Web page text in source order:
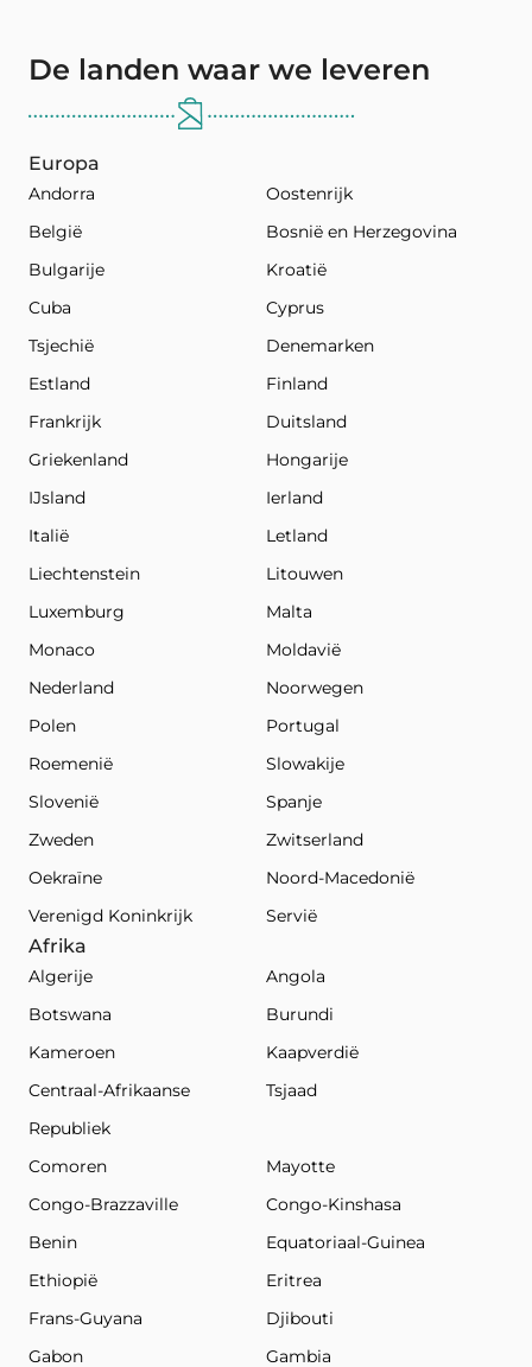
De landen waar we leveren
Europa
Andorra
Oostenrijk
België
Bosnië en Herzegovina
Bulgarije
Kroatië
Cuba
Cyprus
Tsjechië
Denemarken
Estland
Finland
Frankrijk
Duitsland
Griekenland
Hongarije
IJsland
Ierland
Italië
Letland
Liechtenstein
Litouwen
Luxemburg
Malta
Monaco
Moldavië
Nederland
Noorwegen
Polen
Portugal
Roemenië
Slowakije
Slovenië
Spanje
Zweden
Zwitserland
Oekraïne
Noord-Macedonië
Verenigd Koninkrijk
Servië
Afrika
Algerije
Angola
Botswana
Burundi
Kameroen
Kaapverdië
Centraal-Afrikaanse
Republiek
Tsjaad
Comoren
Mayotte
Congo-Brazzaville
Congo-Kinshasa
Benin
Equatoriaal-Guinea
Ethiopië
Eritrea
Frans-Guyana
Djibouti
Gabon
Gambia